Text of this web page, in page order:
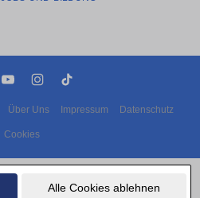
Alle Cookies ablehnen
Über Uns Impressum Datenschutz
Cookies